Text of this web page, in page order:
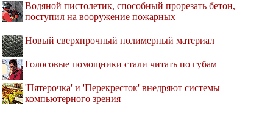
Водяной пистолетик, способный прорезать бетон,
поступил на вооружение пожарных
Новый сверхпрочный полимерный материал
Голосовые помощники стали читать по губам
'Пятерочка' и 'Перекресток' внедряют системы
компьютерного зрения